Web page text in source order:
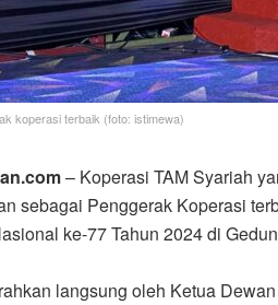
koperasi terbaik (foto: istimewa)
– Koperasi TAM Syariah
sebagai Penggerak Koperasi
ke-77 Tahun 2024 di
langsung oleh Ketua